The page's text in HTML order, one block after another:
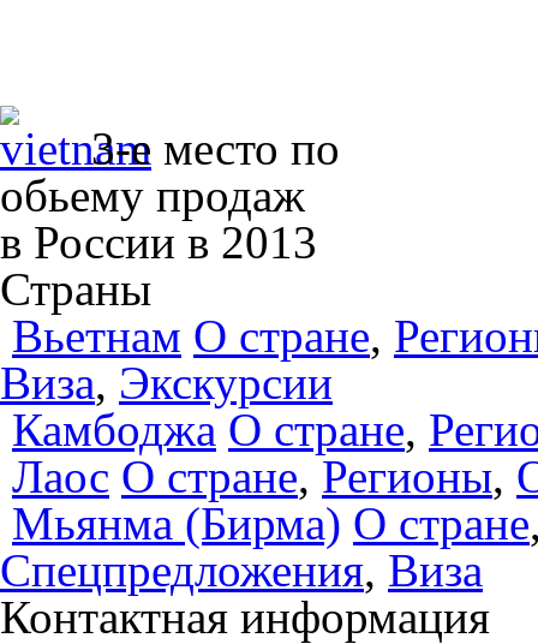
3-е место по
обьему продаж
в России в 2013
Страны
Вьетнам О стране,
Виза, Экскурсии
Камбоджа О стране,
Лаос О стране, Регионы,
Мьянма (Бирма) О стране
Спецпредложения, Виза
Контактная информация